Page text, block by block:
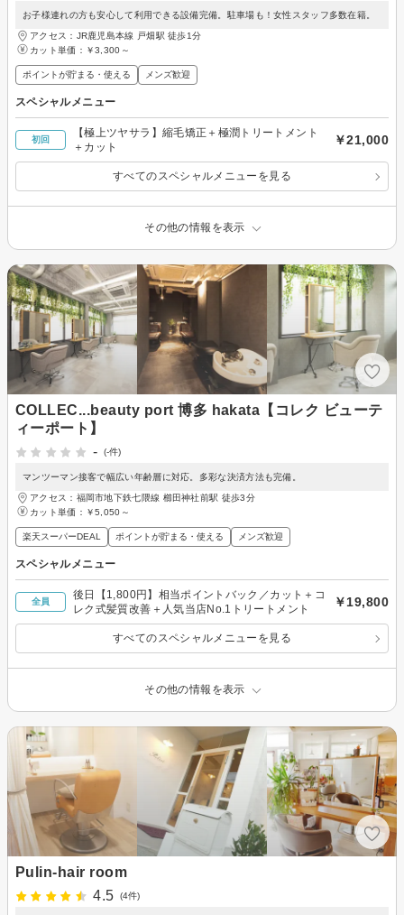
お子様連れの方も安心して利用できる設備完備。駐車場も！女性スタッフ多数在籍。
アクセス：JR鹿児島本線 戸畑駅 徒歩1分
カット単価： ￥3,300～
ポイントが貯まる・使える メンズ歓迎
スペシャルメニュー
初回
【極上ツヤサラ】縮毛矯正＋極潤トリートメント
＋カット
￥21,000
すべてのスペシャルメニューを見る
その他の情報を表示
COLLEC...beauty port 博多 hakata【コレク ビューテ
ィーポート】
-
(-件)
マンツーマン接客で幅広い年齢層に対応。多彩な決済方法も完備。
アクセス：福岡市地下鉄七隈線 櫛田神社前駅 徒歩3分
カット単価： ￥5,050～
楽天スーパーDEAL ポイントが貯まる・使える メンズ歓迎
スペシャルメニュー
全員
後日【1,800円】相当ポイントバック／カット＋コ
レク式髪質改善＋人気当店No.1トリートメント
￥19,800
すべてのスペシャルメニューを見る
その他の情報を表示
Pulin-hair room
4.5
(4件)